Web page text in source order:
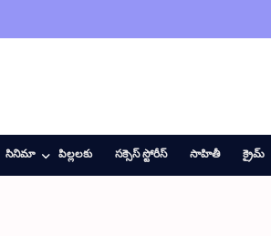
సినిమా పిల్లలకు సక్సెస్ స్టోరీస్ సాహితీ క్రైమ్